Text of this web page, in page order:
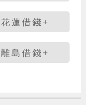
花蓮借錢+
離島借錢+